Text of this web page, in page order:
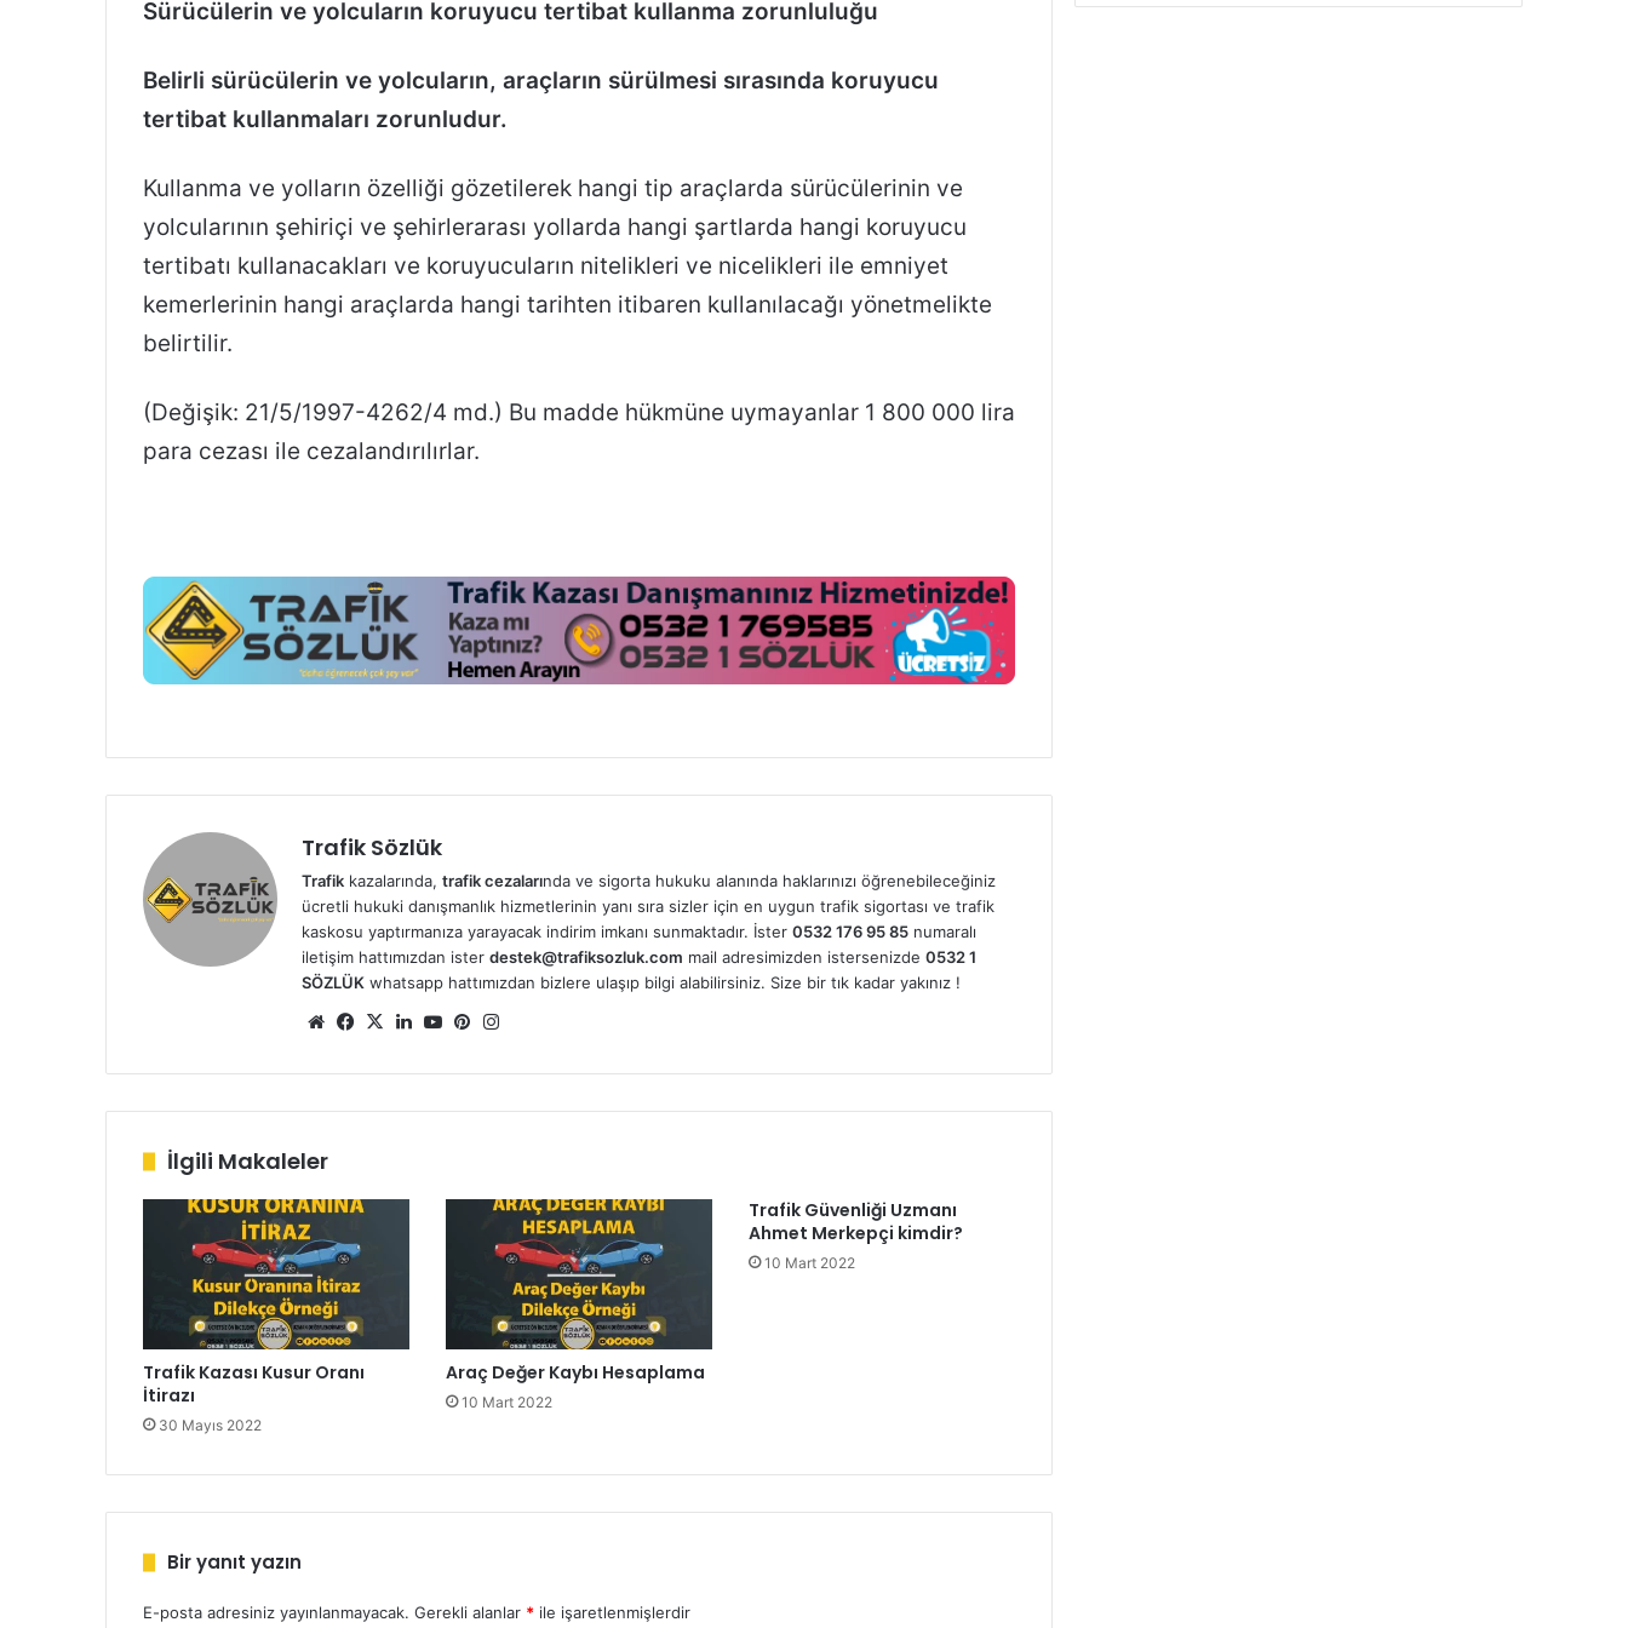
Sürücülerin ve yolcuların koruyucu tertibat kullanma zorunluluğu
Belirli sürücülerin ve yolcuların, araçların sürülmesi sırasında koruyucu
tertibat kullanmaları zorunludur.
Kullanma ve yolların özelliği gözetilerek hangi tip araçlarda sürücülerinin ve
yolcularının şehiriçi ve şehirlerarası yollarda hangi şartlarda hangi koruyucu
tertibatı kullanacakları ve koruyucuların nitelikleri ve nicelikleri ile emniyet
kemerlerinin hangi araçlarda hangi tarihten itibaren kullanılacağı yönetmelikte
belirtilir.
(Değişik: 21/5/1997-4262/4 md.) Bu madde hükmüne uymayanlar 1 800 000 lira
para cezası ile cezalandırılırlar.
Trafik Sözlük
Trafik kazalarında, trafik cezalarında ve sigorta hukuku alanında haklarınızı öğrenebileceğiniz
ücretli hukuki danışmanlık hizmetlerinin yanı sıra sizler için en uygun trafik sigortası ve trafik
kaskosu yaptırmanıza yarayacak indirim imkanı sunmaktadır. İster 0532 176 95 85 numaralı
iletişim hattımızdan ister destek@trafiksozluk.com mail adresimizden istersenizde 0532 1
SÖZLÜK whatsapp hattımızdan bizlere ulaşıp bilgi alabilirsiniz. Size bir tık kadar yakınız !
We
sit
esi
Fa
bo
ok
X
Lin
dIn
Yo
ub
e
Pin
est ra
m
İlgili Makaleler
Trafik Kazası Kusur Oranı
İtirazı
30 Mayıs 2022
Araç Değer Kaybı Hesaplama
10 Mart 2022
Trafik Güvenliği Uzmanı
Ahmet Merkepçi kimdir?
10 Mart 2022
Bir yanıt yazın
E-posta adresiniz yayınlanmayacak. Gerekli alanlar * ile işaretlenmişlerdir